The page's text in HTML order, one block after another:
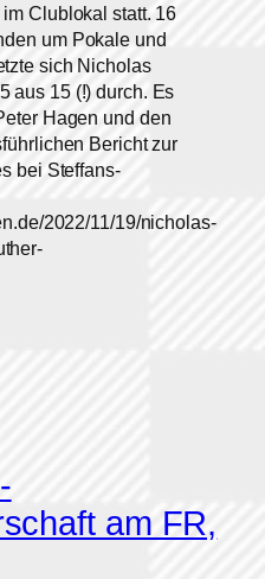
Clublokal statt. 16
um Pokale und
sich Nicholas
aus 15 (!) durch. Es
Hagen und den
Bericht zur
bei Steffans-
2022/11/19/nicholas-
am FR,